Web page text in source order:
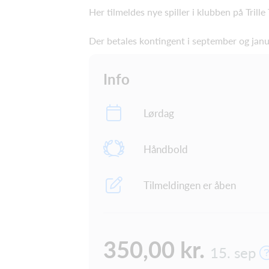
Her tilmeldes nye spiller i klubben på
Der betales kontingent i september og
Info
Lørdag
Håndbold
Tilmeldingen er åben
350,00 kr. 15. sep